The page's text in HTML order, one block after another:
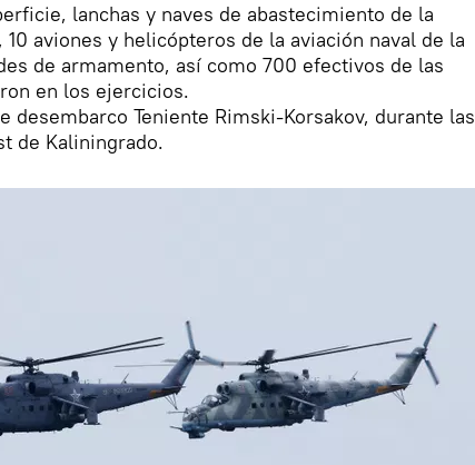
lanchas y naves de abastecimiento de la
aviones y helicópteros de la aviación naval de la
de armamento, así como 700 efectivos de las
en los ejercicios.
desembarco Teniente Rimski-Korsakov, durante las
de Kaliningrado.